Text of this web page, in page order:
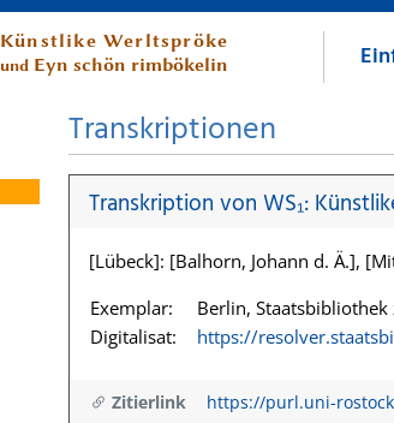
Künstlike Werltspröke
und Eyn schön rimbökelin
Transkriptionen
Transkription von WS₁:
[Lübeck]: [Balhorn, Johann d. Ä.],
Exemplar:
Berlin,
Digitalisat:
https://
Zitierlink https://purl.uni-